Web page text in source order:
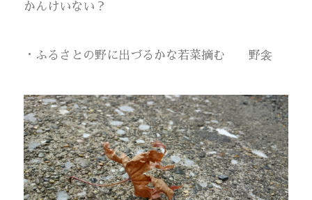
かんけいない？
・ふるさとの野に出づるかな若菜摘む 野衾